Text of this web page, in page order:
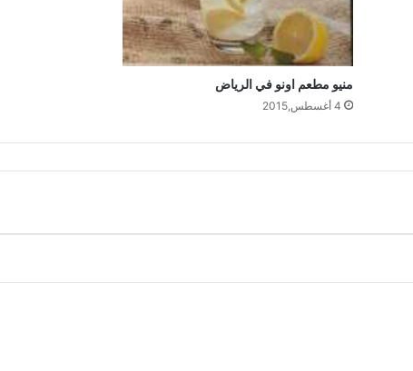
منيو مطعم اونو في الرياض
4 أغسطس,2015